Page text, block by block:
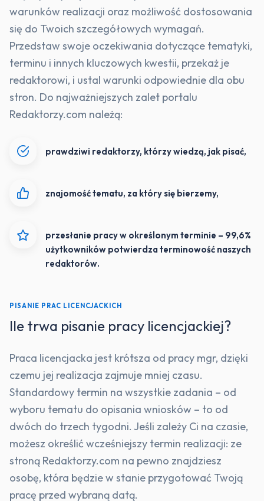
warunków realizacji oraz możliwość dostosowania
się do Twoich szczegółowych wymagań.
Przedstaw swoje oczekiwania dotyczące tematyki,
terminu i innych kluczowych kwestii, przekaż je
redaktorowi, i ustal warunki odpowiednie dla obu
stron. Do najważniejszych zalet portalu
Redaktorzy.com należą:
prawdziwi redaktorzy, którzy wiedzą, jak pisać,
znajomość tematu, za który się bierzemy,
przesłanie pracy w określonym terminie – 99,6%
użytkowników potwierdza terminowość naszych
redaktorów.
PISANIE PRAC LICENCJACKICH
Ile trwa pisanie pracy licencjackiej?
Praca licencjacka jest krótsza od pracy mgr, dzięki
czemu jej realizacja zajmuje mniej czasu.
Standardowy termin na wszystkie zadania – od
wyboru tematu do opisania wniosków – to od
dwóch do trzech tygodni. Jeśli zależy Ci na czasie,
możesz określić wcześniejszy termin realizacji: ze
stroną Redaktorzy.com na pewno znajdziesz
osobę, która będzie w stanie przygotować Twoją
pracę przed wybraną datą.